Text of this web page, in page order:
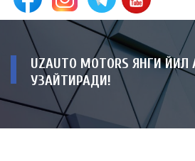
UZAUTO MOTORS ЯНГИ
УЗАЙТИРАДИ!